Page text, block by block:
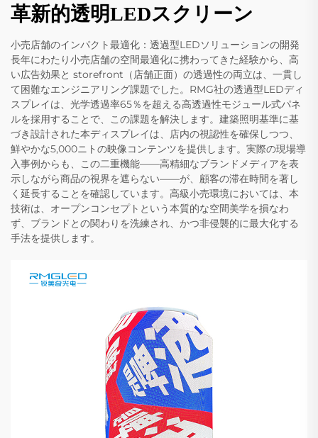
革新的透明LEDスクリーン
小売店舗のインパクト最適化：透過型LEDソリューションの開発
長年にわたり小売店舗の空間最適化に携わってきた経験から、高
い広告効果と storefront（店舗正面）の透過性の両立は、一貫し
て困難なエンジニアリング課題でした。RMG社の透過型LEDディ
スプレイは、光学透過率65％を超える高透過性モジュール式パネ
ルを採用することで、この課題を解決します。建築照明基準に基
づき設計された本ディスプレイは、店内の視認性を確保しつつ、
鮮やかな5,000ニトの映像コンテンツを提供します。実際の現場導
入事例からも、この二重機能——高精細なブランドメディアを表
示しながら商品の視界を遮らない——が、顧客の滞在時間を著し
く延長することを確認しています。高級小売環境においては、本
技術は、オープンコンセプトという本質的な空間美学を損なわ
ず、ブランドとの関わりを洗練され、かつ非侵襲的に最大化する
手法を提供します。